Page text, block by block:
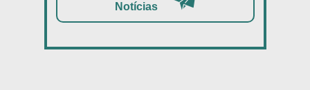
Notícias